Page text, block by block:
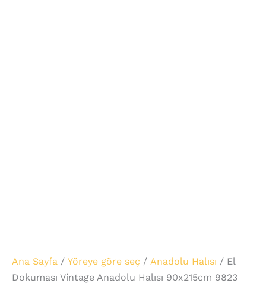
Ana Sayfa / Yöreye göre seç / Anadolu Halısı / El
Dokuması Vintage Anadolu Halısı 90x215cm 9823